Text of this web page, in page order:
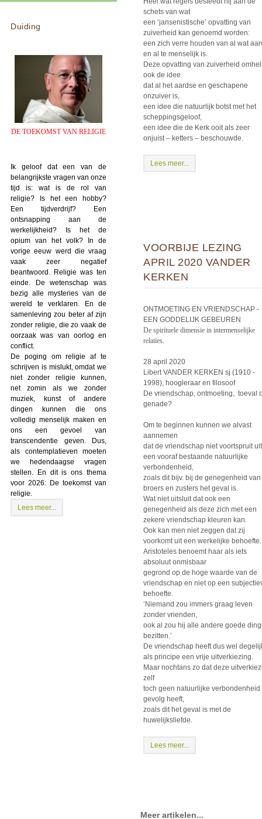
Duiding
DE TOEKOMST VAN RELIGIE
Ik geloof dat een van de
belangrijkste vragen van onze
tijd is: wat is de rol van
religie? Is het een hobby?
Een tijdverdrijf? Een
ontsnapping aan de
werkelijkheid? Is het de
opium van het volk? In de
vorige eeuw werd die vraag
vaak zeer negatief
beantwoord. Religie was ten
einde. De wetenschap was
bezig alle mysteries van de
wereld te verklaren. En de
samenleving zou beter af zijn
zonder religie, die zo vaak de
oorzaak was van oorlog en
conflict.
De poging om religie af te
schrijven is mislukt, omdat we
niet zonder religie kunnen,
net zomin als we zonder
muziek, kunst of andere
dingen kunnen die ons
volledig menselijk maken en
ons een gevoel van
transcendentie geven. Dus,
als contemplatieven moeten
we hedendaagse vragen
stellen. En dit is ons thema
voor 2026: De toekomst van
religie.
Lees meer...
schets van wat
een ‘jansenistische’ opvatting van
zuiverheid kan genoemd worden:
een zich verre houden van al wat
en al te menselijk is.
Deze opvatting van zuiverheid
ook de idee
dat al het aardse en geschapene
onzuiver is,
een idee die natuurlijk botst met het
scheppingsgeloof,
een idee die de Kerk ooit als zeer
onjuist – ketters – beschouwde.
Lees meer...
VOORBIJE LEZING
APRIL 2020 VANDER
KERKEN
ONTMOETING EN VRIENDSCHAP -
EEN GODDELIJK GEBEUREN
De spirituele dimensie in intermenselijke
relaties.
28 april 2020
Libert VANDER KERKEN sj (1910 -
1998), hoogleraar en filosoof
De vriendschap, ontmoeting, toeval
genade?
Om te beginnen kunnen we alvast
aannemen
dat de vriendschap niet voortspruit uit
een vooraf bestaande natuurlijke
verbondenheid,
zoals dit bijv. bij de genegenheid van
broers en zusters het geval is.
Wat niet uitsluit dat ook een
genegenheid als deze zich met een
zekere vriendschap kleuren kan.
Ook kan men niet zeggen dat zij
voorkomt uit een werkelijke behoefte.
Aristoteles benoemt haar als iets
absoluut onmisbaar
gegrond op de hoge waarde van de
vriendschap en niet op een
behoefte.
‘Niemand zou immers graag leven
zonder vrienden,
ook al zou hij alle andere goede
bezitten.’
De vriendschap heeft dus wel
als principe een vrije uitverkiezing.
Maar nochtans zo dat deze
zelf
toch geen natuurlijke verbondenheid
gevolg heeft,
zoals dit het geval is met de
huwelijksliefde.
Lees meer...
Meer artikelen...